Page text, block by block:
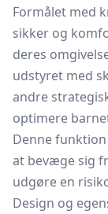
Formålet med
sikker og
deres
udstyret med
andre
optimere
Denne
at bevæge sig
udgøre en
Design og